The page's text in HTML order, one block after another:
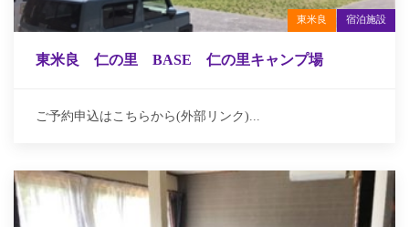
東米良 宿泊施設
東米良 仁の里 BASE 仁の里キャンプ場
ご予約申込はこちらから(外部リンク)...